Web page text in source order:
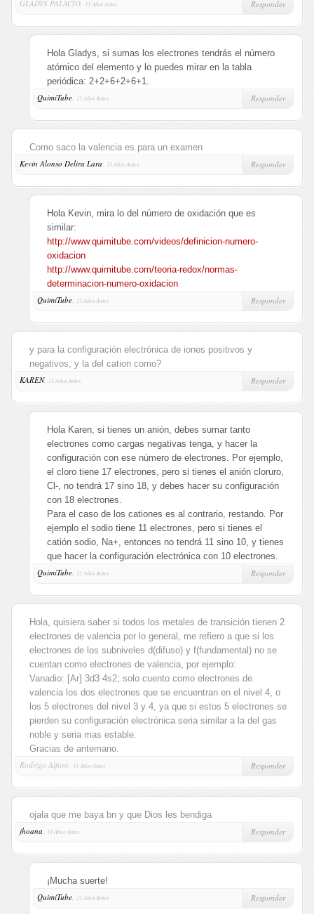
GLADYS PALACIO, 11 Años Antes Responder
Hola Gladys, si sumas los electrones tendrás el número
atómico del elemento y lo puedes mirar en la tabla
periódica: 2+2+6+2+6+1.
QuimiTube, 11 Años Antes Responder
Como saco la valencia es para un examen
Kevin Alonso Delira Lara, 11 Años Antes Responder
Hola Kevin, mira lo del número de oxidación que es
similar:
http://www.quimitube.com/videos/definicion-numero-
oxidacion
http://www.quimitube.com/teoria-redox/normas-
determinacion-numero-oxidacion
QuimiTube, 11 Años Antes Responder
y para la configuración electrónica de iones positivos y
negativos, y la del cation como?
KAREN, 11 Años Antes Responder
Hola Karen, si tienes un anión, debes sumar tanto
electrones como cargas negativas tenga, y hacer la
configuración con ese número de electrones. Por ejemplo,
el cloro tiene 17 electrones, pero si tienes el anión cloruro,
Cl-, no tendrá 17 sino 18, y debes hacer su configuración
con 18 electrones.
Para el caso de los cationes es al contrario, restando. Por
ejemplo el sodio tiene 11 electrones, pero si tienes el
catión sodio, Na+, entonces no tendrá 11 sino 10, y tienes
que hacer la configuración electrónica con 10 electrones.
QuimiTube, 11 Años Antes Responder
Hola, quisiera saber si todos los metales de transición tienen 2
electrones de valencia por lo general, me refiero a que si los
electrones de los subniveles d(difuso) y f(fundamental) no se
cuentan como electrones de valencia, por ejemplo:
Vanadio: [Ar] 3d3 4s2; solo cuento como electrones de
valencia los dos electrones que se encuentran en el nivel 4, o
los 5 electrones del nivel 3 y 4, ya que si estos 5 electrones se
pierden su configuración electrónica seria similar a la del gas
noble y seria mas estable.
Gracias de antemano.
Rodrigo Alfaro,
11 Años Antes Responder
ojala que me baya bn y que Dios les bendiga
jhoana, 11 Años Antes Responder
¡Mucha suerte!
QuimiTube, 11 Años Antes Responder